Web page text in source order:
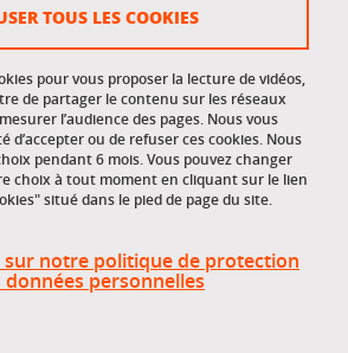
conforme
et des personnels
pour vous proposer la lecture de vidéos,
de partager le contenu sur les réseaux
l’audience des pages. Nous vous
d’accepter ou de refuser ces cookies. Nous
pendant 6 mois. Vous pouvez changer
choix à tout moment en cliquant sur le lien
situé dans le pied de page du site.
sur notre politique de protection
données personnelles
TOUS LES COOKIES